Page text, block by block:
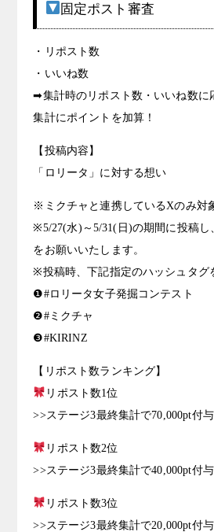
固定ポスト審査
・リポスト数
・いいね数
➡集計時のリポスト数・いいね数に
集計にポイントを加算！
【投稿内容】
「ロリータ」に対する想い
※ミクチャと連携しているXのみ対
※5/27(水)～5/31(日)の期間に投稿し
をお願いいたします。
※投稿時、下記指定のハッシュタグ
❶#ロリータ女子発掘コンテスト
❷#ミクチャ
❸#KIRINZ
【リポスト数ランキング】
リポスト数1位
>>ステージ3最終集計で70,000pt付与
リポスト数2位
>>ステージ3最終集計で40,000pt付与
リポスト数3位
>>ステージ3最終集計で20,000pt付与